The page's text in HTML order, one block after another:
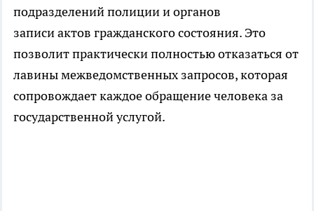
подразделений полиции и органов
записи актов гражданского состояния. Это
позволит практически полностью отказаться от
лавины межведомственных запросов, которая
сопровождает каждое обращение человека за
государственной услугой.